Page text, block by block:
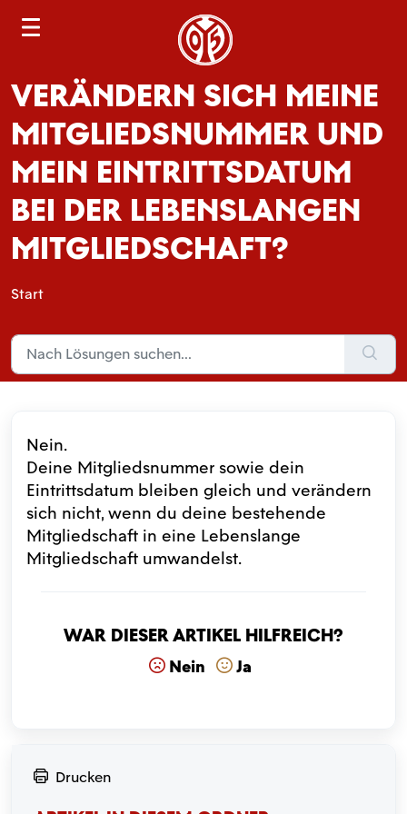
VERÄNDERN SICH MEINE
MITGLIEDSNUMMER UND
MEIN EINTRITTSDATUM
BEI DER LEBENSLANGEN
MITGLIEDSCHAFT?
Start
Nein.
Deine Mitgliedsnummer sowie dein
Eintrittsdatum bleiben gleich und verändern
sich nicht, wenn du deine bestehende
Mitgliedschaft in eine Lebenslange
Mitgliedschaft umwandelst.
War dieser Artikel hilfreich?
Nein Ja
Drucken